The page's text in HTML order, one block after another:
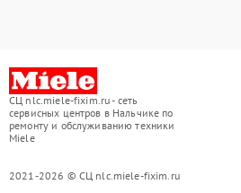
СЦ nlc.miele-fixim.ru - сеть
сервисных центров в Нальчике по
ремонту и обслуживанию техники
Miele
2021-2026 © СЦ nlc.miele-fixim.ru